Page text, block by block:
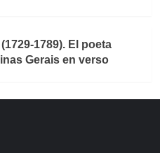
1789). El poeta
Gerais en verso